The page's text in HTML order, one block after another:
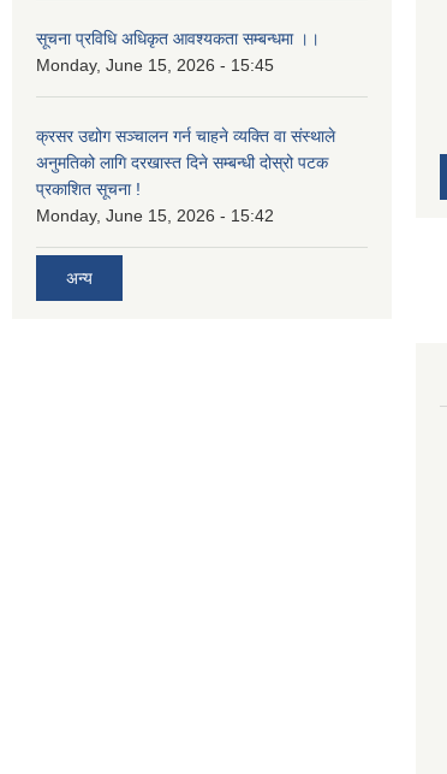
सूचना प्रविधि अधिकृत आवश्यकता सम्बन्धमा ।।
Monday, June 15, 2026 - 15:45
क्रसर उद्योग सञ्चालन गर्न चाहने व्यक्ति वा संस्थाले
अनुमतिको लागि दरखास्त दिने सम्बन्धी दोस्रो पटक
प्रकाशित सूचना !
Monday, June 15, 2026 - 15:42
अन्य